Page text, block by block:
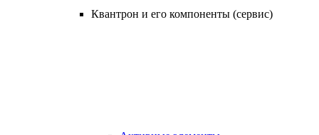
Квантрон и его компоненты (сервис)